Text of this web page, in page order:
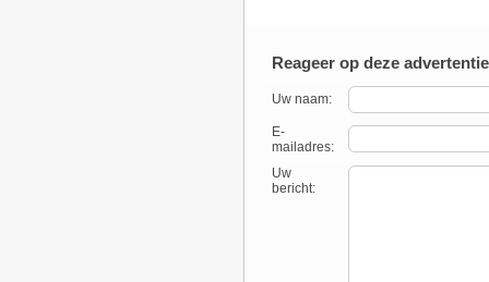
Reageer op deze advertentie
Uw naam:
E-
mailadres:
Uw
bericht: